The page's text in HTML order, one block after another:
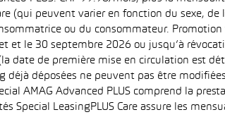
(qui peuvent varier en fonction du sexe, de
ou du consommateur.
le 30 septembre 2026 ou jusqu’à
date de première mise en circulation est
déposées ne peuvent pas être
AMAG Advanced PLUS comprend la
Special LeasingPLUS Care assure les